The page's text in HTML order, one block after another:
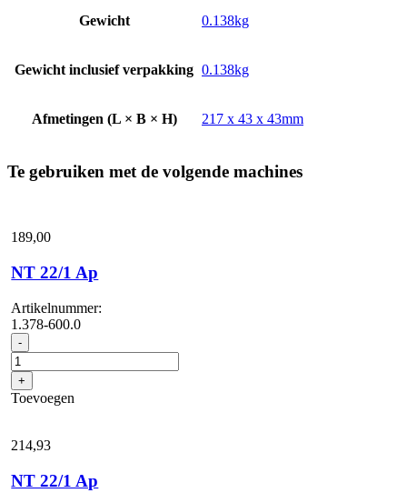
Gewicht 0.138kg
Gewicht inclusief verpakking 0.138kg
Afmetingen (L × B × H) 217 x 43 x 43mm
Te gebruiken met de volgende machines
189,00
NT 22/1 Ap
Artikelnummer:
1.378-600.0
- NT
22/1
Ap
aantal
+
Toevoegen
214,93
NT 22/1 Ap